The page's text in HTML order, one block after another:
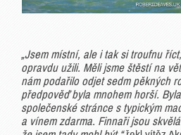
„Jsem místní, ale i tak si troufnu
opravdu užili. Měli jsme štěstí na
nám podařilo odjet sedm pěkných
předpověď byla mnohem horší.
společenské stránce s typickým
a vínem zdarma. Finnaři jsou